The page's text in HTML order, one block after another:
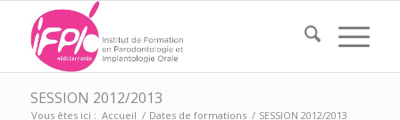
SESSION 2012/2013
Vous êtes ici : Accueil / Dates de formations / SESSION 2012/2013